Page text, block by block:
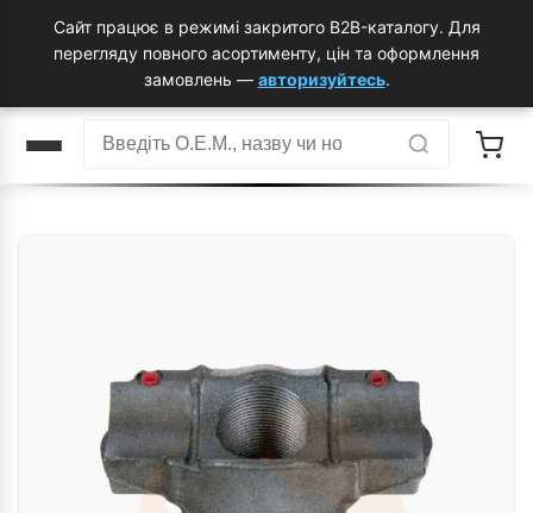
Сайт працює в режимі закритого B2B-каталогу. Для
перегляду повного асортименту, цін та оформлення
замовлень — авторизуйтесь.